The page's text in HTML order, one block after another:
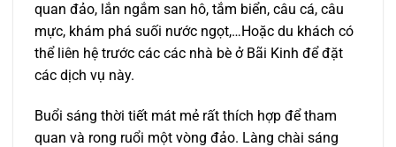
quan đảo, lắn ngắm san hô, tắm biển, câu cá, câu
mực, khám phá suối nước ngọt,…Hoặc du khách có
thể liên hệ trước các các nhà bè ở Bãi Kinh để đặt
các dịch vụ này.
Buổi sáng thời tiết mát mẻ rất thích hợp để tham
quan và rong ruổi một vòng đảo. Làng chài sáng